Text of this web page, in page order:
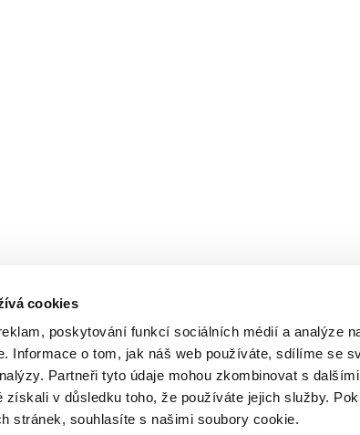
cookies
poskytování funkcí sociálních médií a analýze
Informace o tom, jak náš web používáte, sdílíme se
Partneři tyto údaje mohou zkombinovat s
získali v důsledku toho, že používáte jejich služby.
stránek, souhlasíte s našimi soubory cookie.